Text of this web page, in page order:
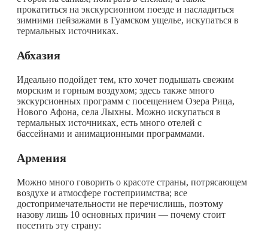
прокатиться на экскурсионном поезде и насладиться
зимними пейзажами в Гуамском ущелье, искупаться в
термальных источниках.
Абхазия
Идеально подойдет тем, кто хочет подышать свежим
морским и горным воздухом; здесь также много
экскурсионных программ с посещением Озера Рица,
Нового Афона, села Лыхны. Можно искупаться в
термальных источниках, есть много отелей с
бассейнами и анимационными программами.
Армения
Можно много говорить о красоте страны, потрясающем
воздухе и атмосфере гостеприимства; все
достопримечательности не перечислишь, поэтому
назову лишь 10 основных причин — почему стоит
посетить эту страну: